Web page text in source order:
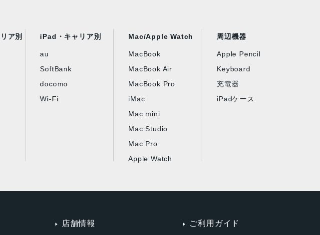
ア別 iPad・キャリア別
au
SoftBank
docomo
Wi-Fi
Mac/Apple Watch
MacBook
MacBook Air
MacBook Pro
iMac
Mac mini
Mac Studio
Mac Pro
Apple Watch
周辺機器
Apple Pencil
Keyboard
充電器
iPadケース
店舗情報 ご利用ガイド